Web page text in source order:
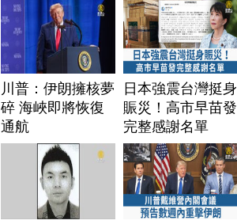
川普：伊朗擁核夢
碎 海峽即將恢復
通航
日本強震台灣挺身
賑災！高市早苗發
完整感謝名單